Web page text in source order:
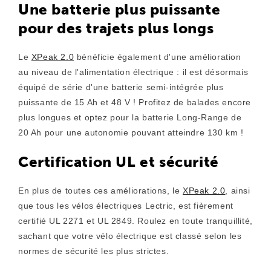
Une batterie plus puissante
pour des trajets plus longs
Le XPeak 2.0 bénéficie également d'une amélioration
au niveau de l'alimentation électrique : il est désormais
équipé de série d'une batterie semi-intégrée plus
puissante de 15 Ah et 48 V ! Profitez de balades encore
plus longues et optez pour la batterie Long-Range de
20 Ah pour une autonomie pouvant atteindre 130 km !
Certification UL et sécurité
En plus de toutes ces améliorations, leXPeak 2.0 , ainsi
que tous les vélos électriques Lectric, est fièrement
certifié UL 2271 et UL 2849. Roulez en toute tranquillité,
sachant que votre vélo électrique est classé selon les
normes de sécurité les plus strictes.